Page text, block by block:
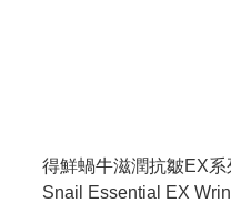
得鮮蝸牛滋潤抗皺EX系
Snail Essential EX